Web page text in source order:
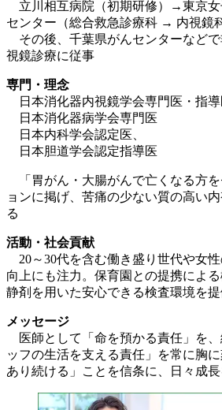
立川相互病院（初期研修）→東京女
センター（総合救急診療科 → 内視鏡
その後、千葉県がんセンターなど
視鏡診療に従事
専門・理念
日本消化器内視鏡学会専門医・指導
日本消化器病学会専門医
日本内科学会認定医、
日本胆道学会認定指導医
「胃がん・大腸がんで亡くなる方
ョンに掲げ、苦痛の少ない質の高い
る
活動・社会貢献
20～30代を含む働き盛り世代や女
向上にも注力。保育園との提携によ
静剤を用いた安心できる検査環境を
メッセージ
医師として「命を預かる責任」を
ッフの生活を支える責任」を常に胸
あり続ける」ことを信条に、日々成